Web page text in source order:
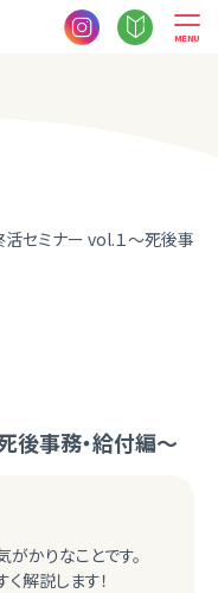
MENU
セミナー vol.１～死後事務
後事務・給付編～
かりなことです。
解説します！